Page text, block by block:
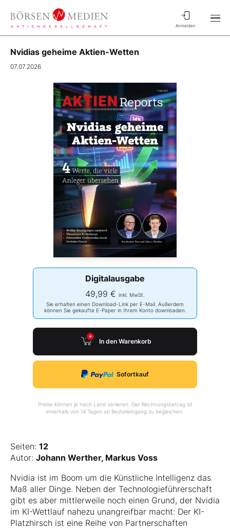
Anmelden
Nvidias geheime Aktien-Wetten
07.07.2026
Digitalausgabe
49,99 € inkl. MwSt.
Sie erhalten einen Download-Link per E-Mail. Außerdem
können Sie gekaufte E-Paper in Ihrem Konto downloaden.
In den Warenkorb
Sofortkauf
Preise können je nach Land variieren. Der Rechnungsbetrag ist
innerhalb von 14 Tagen ab Bestelleingang zu begleichen.
Seiten: 12
Autor: Johann Werther, Markus Voss
Nvidia ist im Boom um die Künstliche Intelligenz das
Maß aller Dinge. Neben der Technologieführerschaft
gibt es aber mittlerweile noch einen Grund, der Nvidia
im KI-Wettlauf nahezu unangreifbar macht: Der KI-
Platzhirsch ist eine Reihe von Partnerschaften